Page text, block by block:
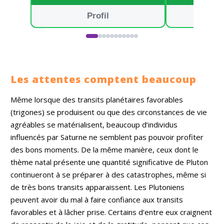
sérieux et
bienveillance, en
dates de
m’efforce de vous
guider sur la
avec un regard
spirituel et sincère.
Mes consultations
se font sans
complaisance et
sans destin
vous apporter des
réponses claires et
authentiques. Au
accueillir dans
mon espace de
Profil
Les attentes comptent beaucoup
Même lorsque des transits planétaires favorables
(trigones) se produisent ou que des circonstances de vie
agréables se matérialisent, beaucoup d’individus
influencés par Saturne ne semblent pas pouvoir profiter
des bons moments. De la même manière, ceux dont le
thème natal présente une quantité significative de Pluton
continueront à se préparer à des catastrophes, même si
de très bons transits apparaissent. Les Plutoniens
peuvent avoir du mal à faire confiance aux transits
favorables et à lâcher prise. Certains d’entre eux craignent